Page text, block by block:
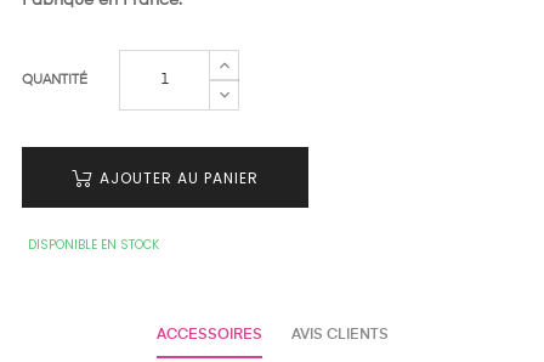
QUANTITÉ
AJOUTER AU PANIER
DISPONIBLE EN STOCK
ACCESSOIRES AVIS CLIENTS